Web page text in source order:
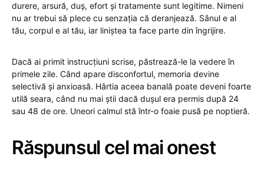
durere, arsură, duș, efort și tratamente sunt legitime. Nimeni
nu ar trebui să plece cu senzația că deranjează. Sânul e al
tău, corpul e al tău, iar liniștea ta face parte din îngrijire.
Dacă ai primit instrucțiuni scrise, păstrează-le la vedere în
primele zile. Când apare disconfortul, memoria devine
selectivă și anxioasă. Hârtia aceea banală poate deveni foarte
utilă seara, când nu mai știi dacă dușul era permis după 24
sau 48 de ore. Uneori calmul stă într-o foaie pusă pe noptieră.
Răspunsul cel mai onest